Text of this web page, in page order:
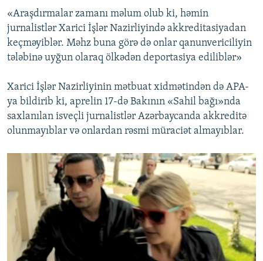
«Araşdırmalar zamanı məlum olub ki, həmin
jurnalistlər Xarici İşlər Nazirliyində akkreditasiyadan
keçməyiblər. Məhz buna görə də onlar qanunvericiliyin
tələbinə uyğun olaraq ölkədən deportasiya ediliblər»
Xarici İşlər Nazirliyinin mətbuat xidmətindən də APA-
ya bildirib ki, aprelin 17-də Bakının «Sahil bağı»nda
saxlanılan isveçli jurnalistlər Azərbaycanda akkreditə
olunmayıblar və onlardan rəsmi müraciət almayıblar.